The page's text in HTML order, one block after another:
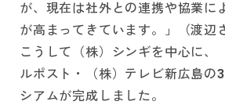
が、現在は社外との連携や協業に
が高まってきています。」（渡辺
こうして（株）シンギを中心に、
ルポスト・（株）テレビ新広島の
シアムが完成しました。